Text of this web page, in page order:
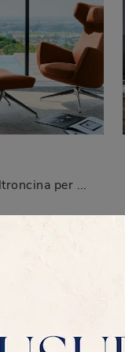
Se vuoi una poltroncina per stanze moderne, clicca e leggi di più sul modello T-Vision in pelle del marchio Twils.